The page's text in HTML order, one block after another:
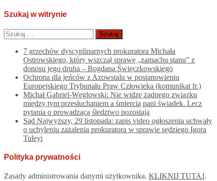
Szukaj w witrynie
Szukaj:
7 grzechów dyscyplinarnych prokuratora Michała
Ostrowskiego, który wszczął sprawę „zamachu stanu” z
donosu jego druha – Bogdana Święczkowskiego
Ochrona dla jeńców z Azowstalu w postanowieniu
Europejskiego Trybunału Praw Człowieka (komunikat fr.)
Michał Gabriel-Węglowski: Nie widzę żadnego związku
między tym przesłuchaniem a śmiercią pani świadek. Lecz
pytania o prowadzącą śledztwo pozostają
Sąd Najwyższy, 29 listopada: zapis video ogłoszenia uchwały
o uchyleniu zażalenia prokuratora w sprawie sędziego Igora
Tuleyi
Polityka prywatności
Zasady administrowania danymi użytkownika. KLIKNIJ TUTAJ.